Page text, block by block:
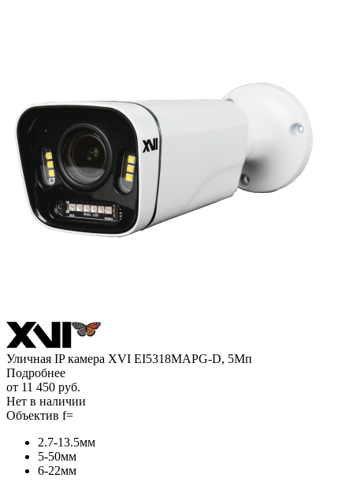
Уличная IP камера XVI EI5318MAPG-D, 5Мп
Подробнее
от 11 450 руб.
Нет в наличии
Объектив f=
2.7-13.5мм
5-50мм
6-22мм